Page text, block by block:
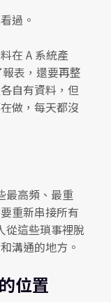
過。
在 A 系統產
表，還要再整
自有資料，但
做，每天都沒
最高頻、最重
重新串接所有
從這些瑣事裡脫
溝通的地方。
位置